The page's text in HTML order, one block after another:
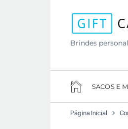
Brindes
SACOS E
Página Inicial